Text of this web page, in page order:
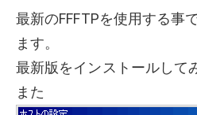
最新のFFFTPを使用する事
ます。
最新版をインストールして
また